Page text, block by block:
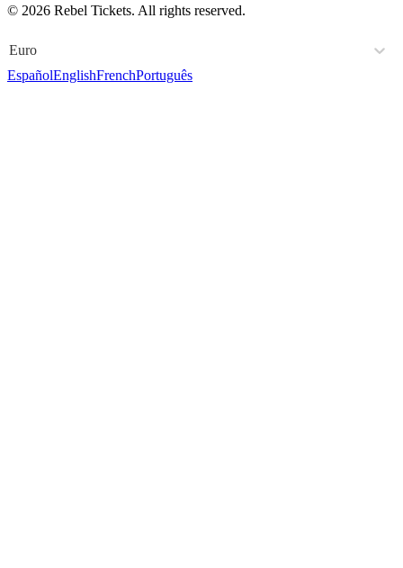
© 2026 Rebel Tickets. All rights reserved.
Euro
EspañolEnglishFrenchPortuguês